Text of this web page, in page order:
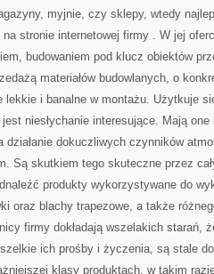
myjnie, czy sklepy, wtedy
na stronie internetowej firmy . W jej
budowaniem pod klucz obiektów
materiałów budowlanych, o
lekkie i banalne w montażu. Użytkuje
niesłychanie interesujące. Mają
działanie dokuczliwych czynników
Są skutkiem tego skuteczne przez
produkty wykorzystywane do
oraz blachy trapezowe, a także
firmy dokładają wszelakich starań,
ich prośby i życzenia, są stale
klasy produktach, w takim